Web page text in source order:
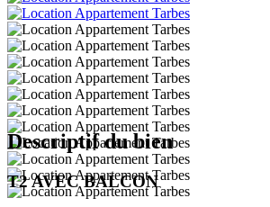
Descriptif du bien
T2 AVEC BALCON